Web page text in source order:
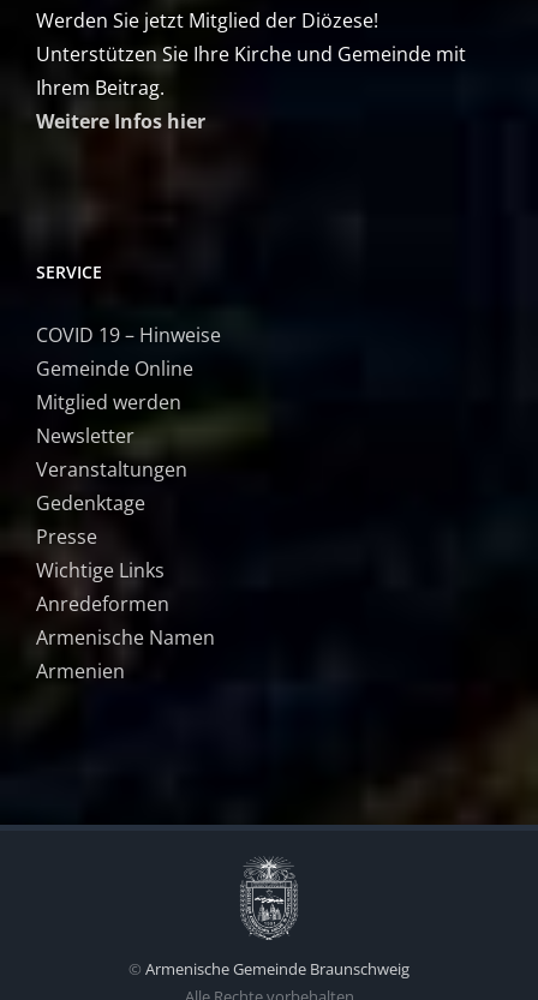
Werden Sie jetzt Mitglied der Diözese!
Unterstützen Sie Ihre Kirche und Gemeinde mit
Ihrem Beitrag.
Weitere Infos hier
SERVICE
COVID 19 – Hinweise
Gemeinde Online
Mitglied werden
Newsletter
Veranstaltungen
Gedenktage
Presse
Wichtige Links
Anredeformen
Armenische Namen
Armenien
© Armenische Gemeinde Braunschweig